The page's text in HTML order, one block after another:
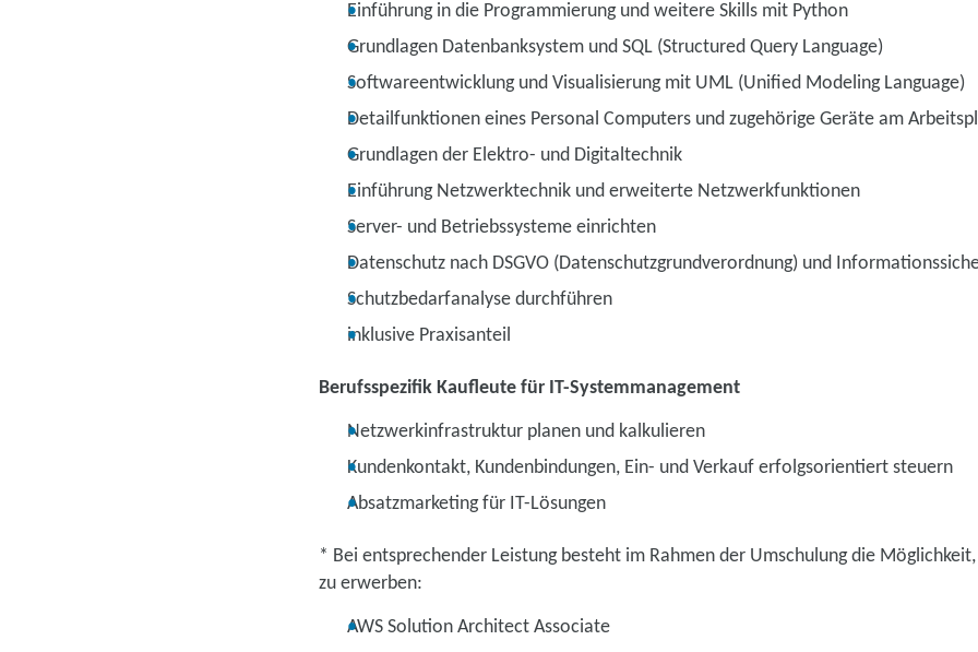
Einführung in die Programmierung und weitere Skills mit Python
Grundlagen Datenbanksystem und SQL (Structured Query Language)
Softwareentwicklung und Visualisierung mit UML (Unified Modeling Language)
Detailfunktionen eines Personal Computers und zugehörige Geräte am
Grundlagen der Elektro- und Digitaltechnik
Einführung Netzwerktechnik und erweiterte Netzwerkfunktionen
Server- und Betriebssysteme einrichten
Datenschutz nach DSGVO (Datenschutzgrundverordnung) und
Schutzbedarfanalyse durchführen
inklusive Praxisanteil
Berufsspezifik Kaufleute für IT-Systemmanagement
Netzwerkinfrastruktur planen und kalkulieren
Kundenkontakt, Kundenbindungen, Ein- und Verkauf erfolgsorientiert steuern
Absatzmarketing für IT-Lösungen
* Bei entsprechender Leistung besteht im Rahmen der Umschulung die
zu erwerben:
AWS Solution Architect Associate